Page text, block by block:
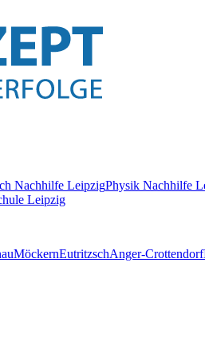
Nachhilfe LeipzigPhysik Nachhilfe
Leipzig
MöckernEutritzschAnger-Crottendorf